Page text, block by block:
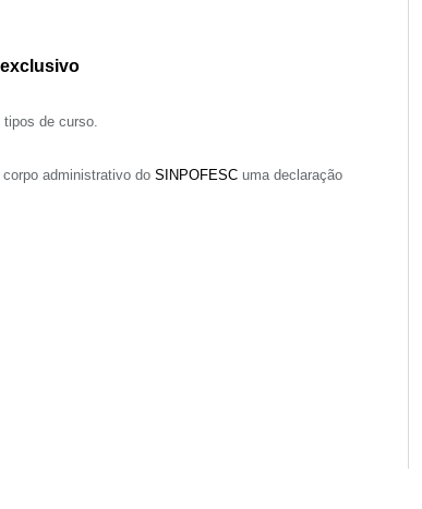
de curso.
administrativo do SINPOFESC uma declaração